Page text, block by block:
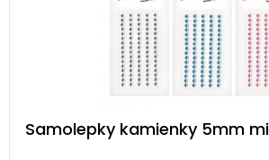
Samolepky kamienky 5mm